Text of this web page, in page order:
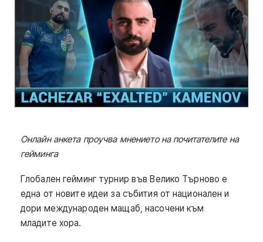
Онлайн анкета проучва мнението на почитателите на
гейминга
Глобален гейминг турнир във Велико Търново е
една от новите идеи за събития от национален и
дори международен мащаб, насочени към
младите хора.